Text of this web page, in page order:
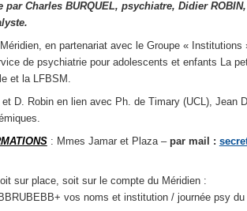
par Charles BURQUEL, psychiatre, Didier
en partenariat avec le Groupe « Institutions
de psychiatrie pour adolescents et enfants La
et la LFBSM.
D. Robin en lien avec Ph. de Timary (UCL), Jean
: Mmes Jamar et Plaza – par mail :
sur place, soit sur le compte du Méridien :
vos noms et institution / journée psy du